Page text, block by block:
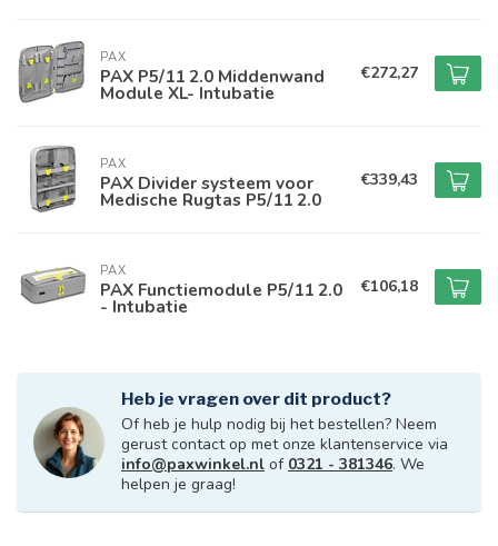
PAX
PAX P5/11 2.0 Middenwand
Module XL- Intubatie
€272,27
PAX
PAX Divider systeem voor
Medische Rugtas P5/11 2.0
€339,43
PAX
PAX Functiemodule P5/11 2.0
- Intubatie
€106,18
Heb je vragen over dit product?
Of heb je hulp nodig bij het bestellen? Neem
gerust contact op met onze klantenservice via
info@paxwinkel.nl of 0321 - 381346. We
helpen je graag!